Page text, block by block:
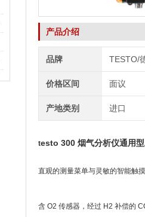
产品介绍
品牌 TESTO/
价格区间 面议
产地类别 进口
testo 300 烟气分析仪通用
直观的测量菜单与灵敏的智能触
含 O2 传感器，经过 H2 补偿的